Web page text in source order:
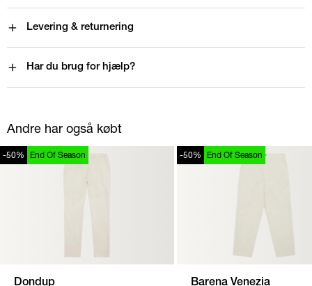
Levering & returnering
Har du brug for hjælp?
Andre har også købt
-50% End Of Season
Dondup
-50% End Of Season
Barena Venezia